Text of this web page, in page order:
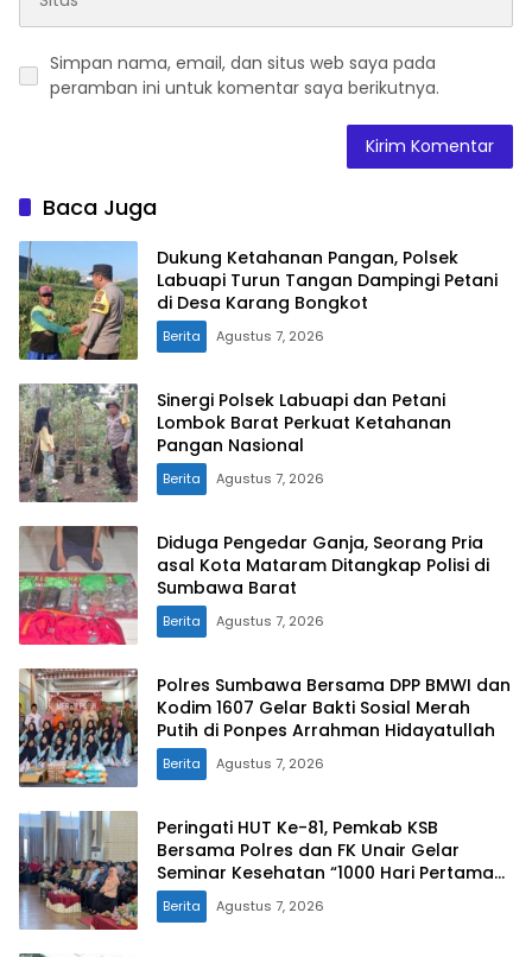
Simpan nama, email, dan situs web saya pada
peramban ini untuk komentar saya berikutnya.
Baca Juga
Dukung Ketahanan Pangan, Polsek
Labuapi Turun Tangan Dampingi Petani
di Desa Karang Bongkot
Berita Agustus 7, 2026
Sinergi Polsek Labuapi dan Petani
Lombok Barat Perkuat Ketahanan
Pangan Nasional
Berita Agustus 7, 2026
Diduga Pengedar Ganja, Seorang Pria
asal Kota Mataram Ditangkap Polisi di
Sumbawa Barat
Berita Agustus 7, 2026
Polres Sumbawa Bersama DPP BMWI dan
Kodim 1607 Gelar Bakti Sosial Merah
Putih di Ponpes Arrahman Hidayatullah
Berita Agustus 7, 2026
Peringati HUT Ke-81, Pemkab KSB
Bersama Polres dan FK Unair Gelar
Seminar Kesehatan “1000 Hari Pertama
Kehidupan”
Berita Agustus 7, 2026